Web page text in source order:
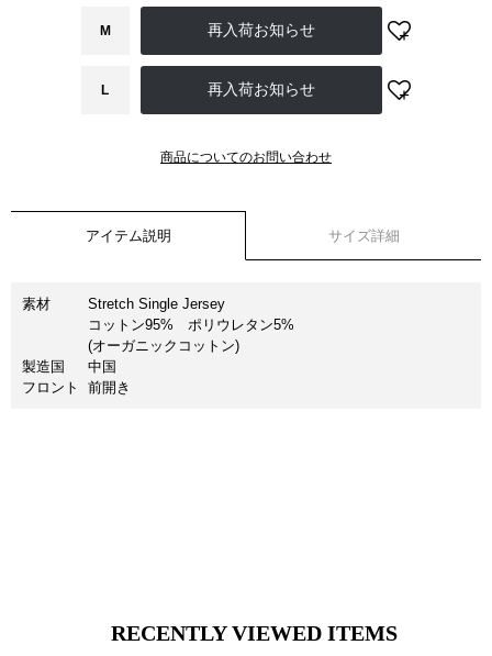
M
L
商品についてのお問い合わせ
アイテム説明 サイズ詳細
素材
Stretch Single Jersey
コットン95% ポリウレタン5%
(オーガニックコットン)
製造国
中国
フロント
前開き
RECENTLY VIEWED ITEMS